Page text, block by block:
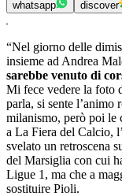
whatsapp discover
“Nel giorno delle
insieme ad Andrea
sarebbe venuto di
Mi fece vedere la foto
parla, si sente l’animo
milanismo, però poi le
a La Fiera del Calcio,
svelato un retroscena
del Marsiglia con cui
Ligue 1, ma che a
sostituire Pioli.